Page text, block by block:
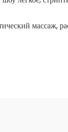
массаж,